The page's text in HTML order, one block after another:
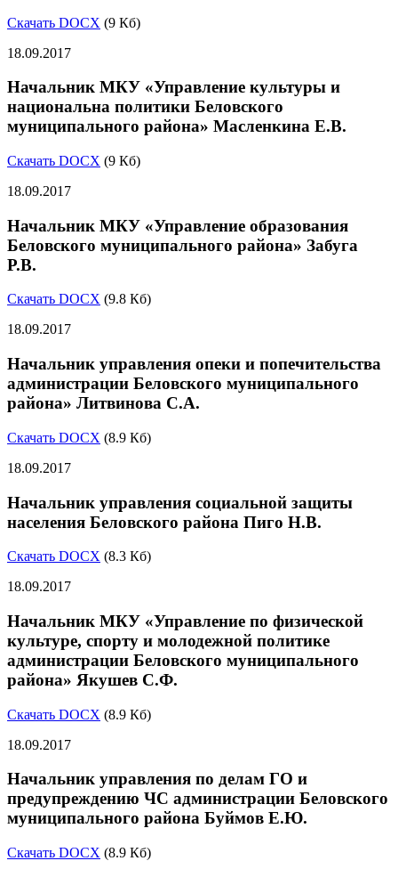
Скачать DOCX (9 Кб)
18.09.2017
Начальник МКУ «Управление культуры и
национальна политики Беловского
муниципального района» Масленкина Е.В.
Скачать DOCX (9 Кб)
18.09.2017
Начальник МКУ «Управление образования
Беловского муниципального района» Забуга
Р.В.
Скачать DOCX (9.8 Кб)
18.09.2017
Начальник управления опеки и попечительства
администрации Беловского муниципального
района» Литвинова С.А.
Скачать DOCX (8.9 Кб)
18.09.2017
Начальник управления социальной защиты
населения Беловского района Пиго Н.В.
Скачать DOCX (8.3 Кб)
18.09.2017
Начальник МКУ «Управление по физической
культуре, спорту и молодежной политике
администрации Беловского муниципального
района» Якушев С.Ф.
Скачать DOCX (8.9 Кб)
18.09.2017
Начальник управления по делам ГО и
предупреждению ЧС администрации Беловского
муниципального района Буймов Е.Ю.
Скачать DOCX (8.9 Кб)